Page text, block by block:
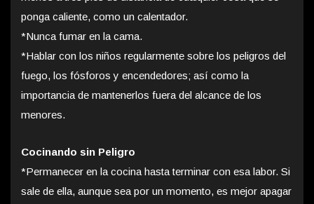
ponga caliente, como un calentador.
*Nunca fumar en la cama.
*Hablar con los niños regularmente sobre los peligros del
fuego, los fósforos y encendedores; así como la
importancia de mantenerlos fuera del alcance de los
menores.
Cocinando sin Peligro
*Permanecer en la cocina hasta terminar con esa labor. Si
sale de ella, aunque sea por un momento, es mejor apagar